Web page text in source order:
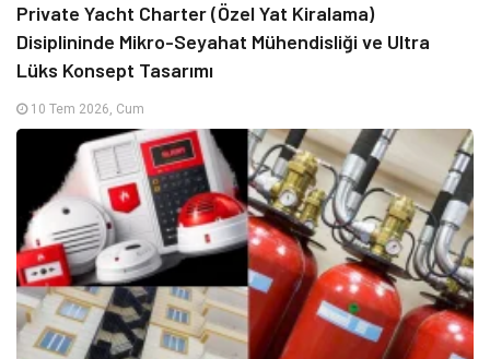
Private Yacht Charter (Özel Yat Kiralama)
Disiplininde Mikro-Seyahat Mühendisliği ve Ultra
Lüks Konsept Tasarımı
10 Tem 2026, Cum